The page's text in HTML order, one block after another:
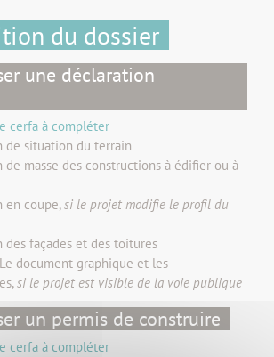
du dossier
une déclaration
cerfa à compléter
de situation du terrain
de masse des constructions à édifier ou à
en coupe,si le projet modifie le profil du
des façades et des toitures
document graphique et les
si le projet est visible de la voie publique
un permis de construire
cerfa à compléter